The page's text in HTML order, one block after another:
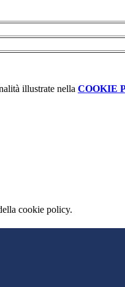
illustrate nella COOKIE
cookie policy.